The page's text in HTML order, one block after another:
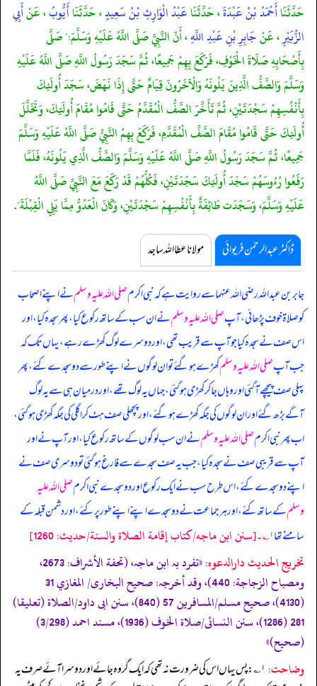
حَدَّثَنَاأَحْمَدُ بْنُ عَبْدَةَ، حَدَّثَنَاعَبْدُ الْوَارِثِ بْنُ سَعِيدٍ، حَدَّثَنَاأَيُّوبُ، عَنْأَبِي
الزُّبَيْرِ، عَنْجَابِرِ بْنِ عَبْدِ اللَّهِ، أَنّ النَّبِيَّ صَلَّى اللَّهُ عَلَيْهِ وَسَلَّمَ:" صَلَّى
بِأَصْحَابِهِ صَلَاةَ الْخَوْفِ، فَرَكَعَ بِهِمْ جَمِيعًا، ثُمَّ سَجَدَ رَسُولُ اللَّهِ صَلَّى اللَّهُ عَلَيْهِ
وَسَلَّمَ وَالصَّفُّ الَّذِينَ يَلُونَهُ وَالْآخَرُونَ قِيَامٌ حَتَّى إِذَا نَهَضَ، سَجَدَ أُولَئِكَ
بِأَنْفُسِهِمْ سَجْدَتَيْنِ، ثُمَّ تَأَخَّرَ الصَّفُّ الْمُقَدَّمُ حَتَّى قَامُوا مُقَامَ أُولَئِكَ، وَتَخَلَّلَ
أُولَئِكَ حَتَّى قَامُوا مُقَامَ الصَّفِّ الْمُقَدَّمِ، فَرَكَعَ بِهِمُ النَّبِيُّ صَلَّى اللَّهُ عَلَيْهِ وَسَلَّمَ
جَمِيعًا، ثُمَّ سَجَدَ رَسُولُ اللَّهِ صَلَّى اللَّهُ عَلَيْهِ وَسَلَّمَ وَالصَّفُّ الَّذِي يَلُونَهُ، فَلَمَّا
رَفَعُوا رُءُوسَهُمْ سَجَدَ أُولَئِكَ سَجْدَتَيْنِ، فَكُلُّهُمْ قَدْ رَكَعَ مَعَ النَّبِيِّ صَلَّى اللَّهُ
عَلَيْهِ وَسَلَّمَ، وَسَجَدَت طَائِفَةٌ بِأَنْفُسِهِمْ سَجْدَتَيْنِ، وَكَانَ الْعَدُوُّ مِمَّا يَلِي الْقِبْلَةَ".
ڈاکٹر عبدالرحمٰن فریوائی مولانا عطا اللہ ساجد
جابر بن عبداللہ رضی اللہ عنہما سے روایت ہے کہنبی اکرمصلی اللہ علیہ وسلمنے اپنے اصحاب
کو صلاۃ خوف پڑھائی، آپصلی اللہ علیہ وسلمنے ان سب کے ساتھ رکوع کیا، پھر سجدہ کیا، اور
اس صف نے سجدہ کیا جو آپ سے قریب تھی، اور دوسرے لوگ کھڑے رہے، یہاں تک کہ
جب آپصلی اللہ علیہ وسلمکھڑے ہو گئے تو ان لوگوں نے اپنے طور سے دو سجدے کئے، پھر
پہلی صف پیچھے آ گئی اور وہاں جا کر کھڑی ہو گئی، جہاں یہ لوگ تھے، اور درمیان ہی سے یہ لوگ
آگے بڑھ گئے اور ان لوگوں کی جگہ کھڑے ہو گئے، اور پچھلی صف ہٹ کر اگلی کی جگہ کھڑی ہو گئی،
اب پھر نبی اکرمصلی اللہ علیہ وسلمنے ان سب لوگوں کے ساتھ رکوع کیا، اور آپ نے اور
آپ سے قریبی صف نے سجدہ کیا، جب یہ صف سجدے سے فارغ ہو گئی تو دوسری صف نے
اپنے دو سجدے کئے، اس طرح سب نے ایک رکوع اور دو سجدے نبی اکرمصلی اللہ علیہ
وسلمکے ساتھ کئے، اور ہر جماعت نے دو سجدے اپنے اپنے طور پر کئے، اور دشمن قبلہ کے
سامنے تھا۱؎ ۔[سنن ابن ماجه/كتاب إقامة الصلاة والسنة/حدیث: 1260]
تخریج الحدیث دارالدعوہ:
«‏‏‏‏تفرد بہ ابن ماجہ، (تحفة الأشراف: 2673،
ومصباح الزجاجة: 440)، وقد أخرجہ: صحیح البخاری/ المغازي 31
(4130)، صحیح مسلم/المسافرین 57 (840)، سنن ابی داود/الصلاة (تعلیقا)
281 (1286)، سنن النسائی/صلاة الخوف (1936)، مسند احمد (3/298)
(صحیح)»
وضاحت: ۱ ؎: پس یہاں اس کی ضرورت نہ تھی کہ ایک گروہ جائے اور دوسرا آئے صرف یہ